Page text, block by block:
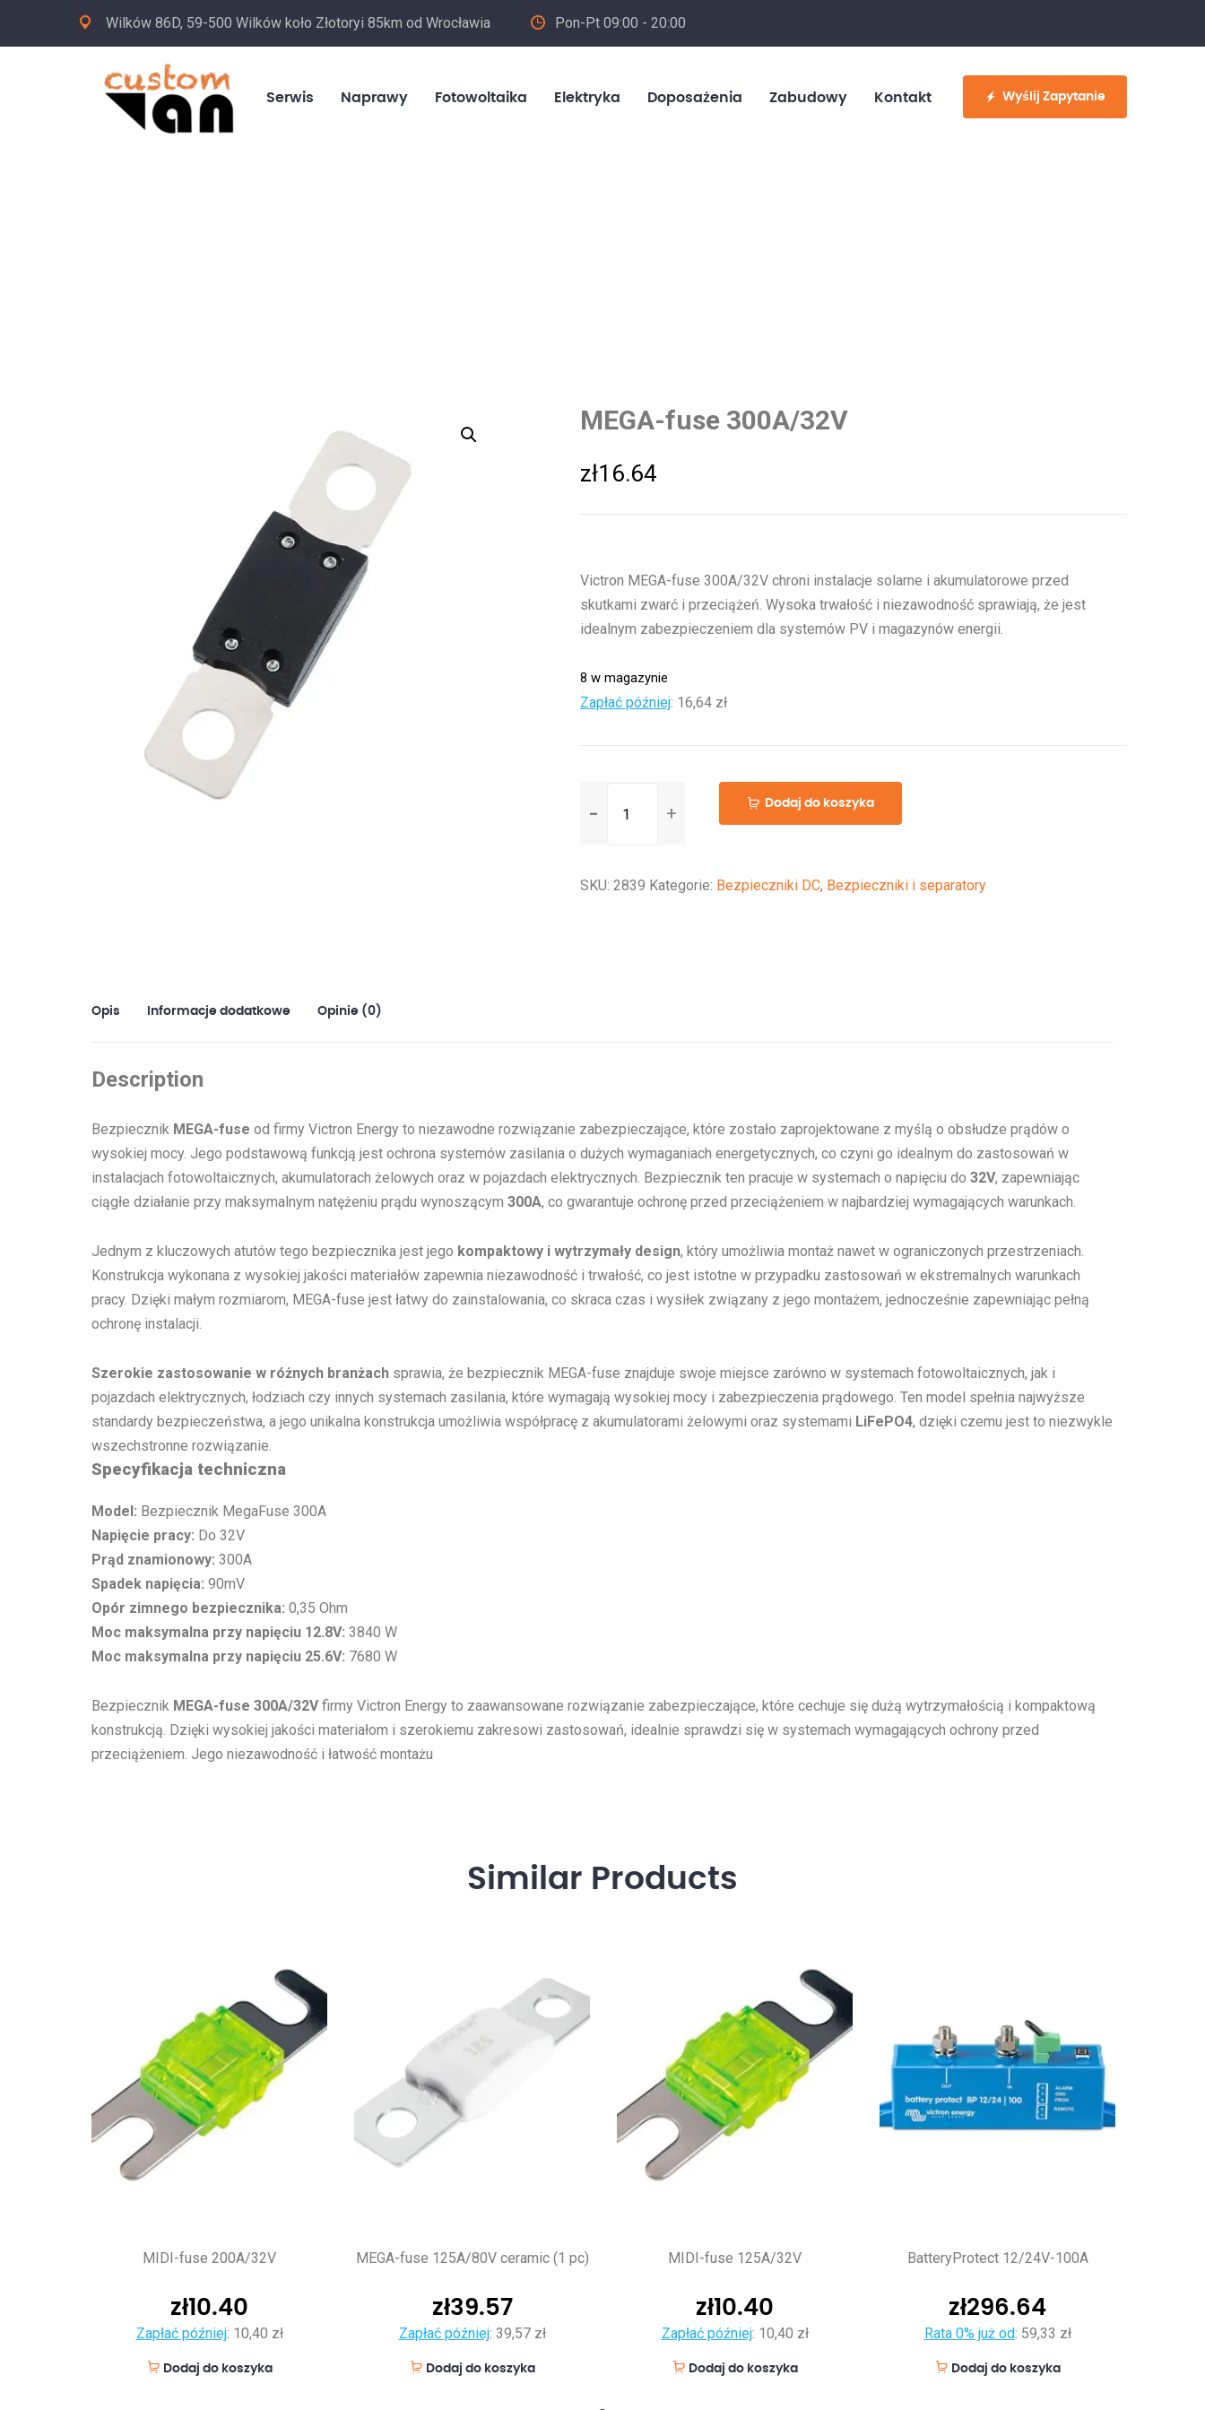
Wilków 86D, 59-500 Wilków koło Złotoryi 85km od Wrocławia Pon-Pt 09:00 - 20:00
530 886 214
Serwis Naprawy Fotowoltaika Elektryka Doposażenia Zabudowy Kontakt Wyślij Zapytanie
MEGA-fuse 300A/32V
zł16.64
Victron MEGA-fuse 300A/32V chroni instalacje solarne i akumulatorowe przed
skutkami zwarć i przeciążeń. Wysoka trwałość i niezawodność sprawiają, że jest
idealnym zabezpieczeniem dla systemów PV i magazynów energii.
8 w magazynie
Zapłać później: 16,64 zł
MEGA-
Dodaj do koszyka
SKU: 2839 Kategorie: Bezpieczniki DC, Bezpieczniki i separatory
Opis Informacje dodatkowe Opinie (0)
Description
Bezpiecznik MEGA-fuse od firmy Victron Energy to niezawodne rozwiązanie zabezpieczające, które zostało zaprojektowane z myślą o obsłudze prądów o
wysokiej mocy. Jego podstawową funkcją jest ochrona systemów zasilania o dużych wymaganiach energetycznych, co czyni go idealnym do zastosowań w
instalacjach fotowoltaicznych, akumulatorach żelowych oraz w pojazdach elektrycznych. Bezpiecznik ten pracuje w systemach o napięciu do 32V, zapewniając
ciągłe działanie przy maksymalnym natężeniu prądu wynoszącym 300A, co gwarantuje ochronę przed przeciążeniem w najbardziej wymagających warunkach.
Jednym z kluczowych atutów tego bezpiecznika jest jego kompaktowy i wytrzymały design, który umożliwia montaż nawet w ograniczonych przestrzeniach.
Konstrukcja wykonana z wysokiej jakości materiałów zapewnia niezawodność i trwałość, co jest istotne w przypadku zastosowań w ekstremalnych warunkach
pracy. Dzięki małym rozmiarom, MEGA-fuse jest łatwy do zainstalowania, co skraca czas i wysiłek związany z jego montażem, jednocześnie zapewniając pełną
ochronę instalacji.
Szerokie zastosowanie w różnych branżach sprawia, że bezpiecznik MEGA-fuse znajduje swoje miejsce zarówno w systemach fotowoltaicznych, jak i
pojazdach elektrycznych, łodziach czy innych systemach zasilania, które wymagają wysokiej mocy i zabezpieczenia prądowego. Ten model spełnia najwyższe
standardy bezpieczeństwa, a jego unikalna konstrukcja umożliwia współpracę z akumulatorami żelowymi oraz systemami LiFePO4, dzięki czemu jest to niezwykle
wszechstronne rozwiązanie.
Specyfikacja techniczna
Model: Bezpiecznik MegaFuse 300A
Napięcie pracy: Do 32V
Prąd znamionowy: 300A
Spadek napięcia: 90mV
Opór zimnego bezpiecznika: 0,35 Ohm
Moc maksymalna przy napięciu 12.8V: 3840 W
Moc maksymalna przy napięciu 25.6V: 7680 W
Bezpiecznik MEGA-fuse 300A/32Vfirmy Victron Energy to zaawansowane rozwiązanie zabezpieczające, które cechuje się dużą wytrzymałością i kompaktową
konstrukcją. Dzięki wysokiej jakości materiałom i szerokiemu zakresowi zastosowań, idealnie sprawdzi się w systemach wymagających ochrony przed
przeciążeniem. Jego niezawodność i łatwość montażu
Similar Products
MIDI-fuse 200A/32V
zł10.40
Zapłać później: 10,40 zł
Dodaj do koszyka
MEGA-fuse 125A/80V ceramic (1 pc)
zł39.57
Zapłać później: 39,57 zł
Dodaj do koszyka
MIDI-fuse 125A/32V
zł10.40
Zapłać później: 10,40 zł
Dodaj do koszyka
BatteryProtect 12/24V-100A
zł296.64
Rata 0% już od: 59,33 zł
Dodaj do koszyka